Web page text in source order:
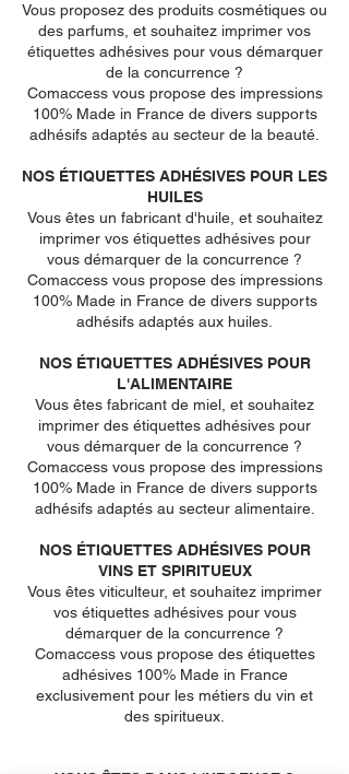
Vous proposez des produits cosmétiques ou
des parfums, et souhaitez imprimer vos
étiquettes adhésives pour vous démarquer
de la concurrence ?
Comaccess vous propose des impressions
100% Made in France de divers supports
adhésifs adaptés au secteur de la beauté.
NOS ÉTIQUETTES ADHÉSIVES POUR LES
HUILES
Vous êtes un fabricant d'huile, et souhaitez
imprimer vos étiquettes adhésives pour
vous démarquer de la concurrence ?
Comaccess vous propose des impressions
100% Made in France de divers supports
adhésifs adaptés aux huiles.
NOS ÉTIQUETTES ADHÉSIVES POUR
L'ALIMENTAIRE
Vous êtes fabricant de miel, et souhaitez
imprimer des étiquettes adhésives pour
vous démarquer de la concurrence ?
Comaccess vous propose des impressions
100% Made in France de divers supports
adhésifs adaptés au secteur alimentaire.
NOS ÉTIQUETTES ADHÉSIVES POUR
VINS ET SPIRITUEUX
Vous êtes viticulteur, et souhaitez imprimer
vos étiquettes adhésives pour vous
démarquer de la concurrence ?
Comaccess vous propose des étiquettes
adhésives 100% Made in France
exclusivement pour les métiers du vin et
des spiritueux.